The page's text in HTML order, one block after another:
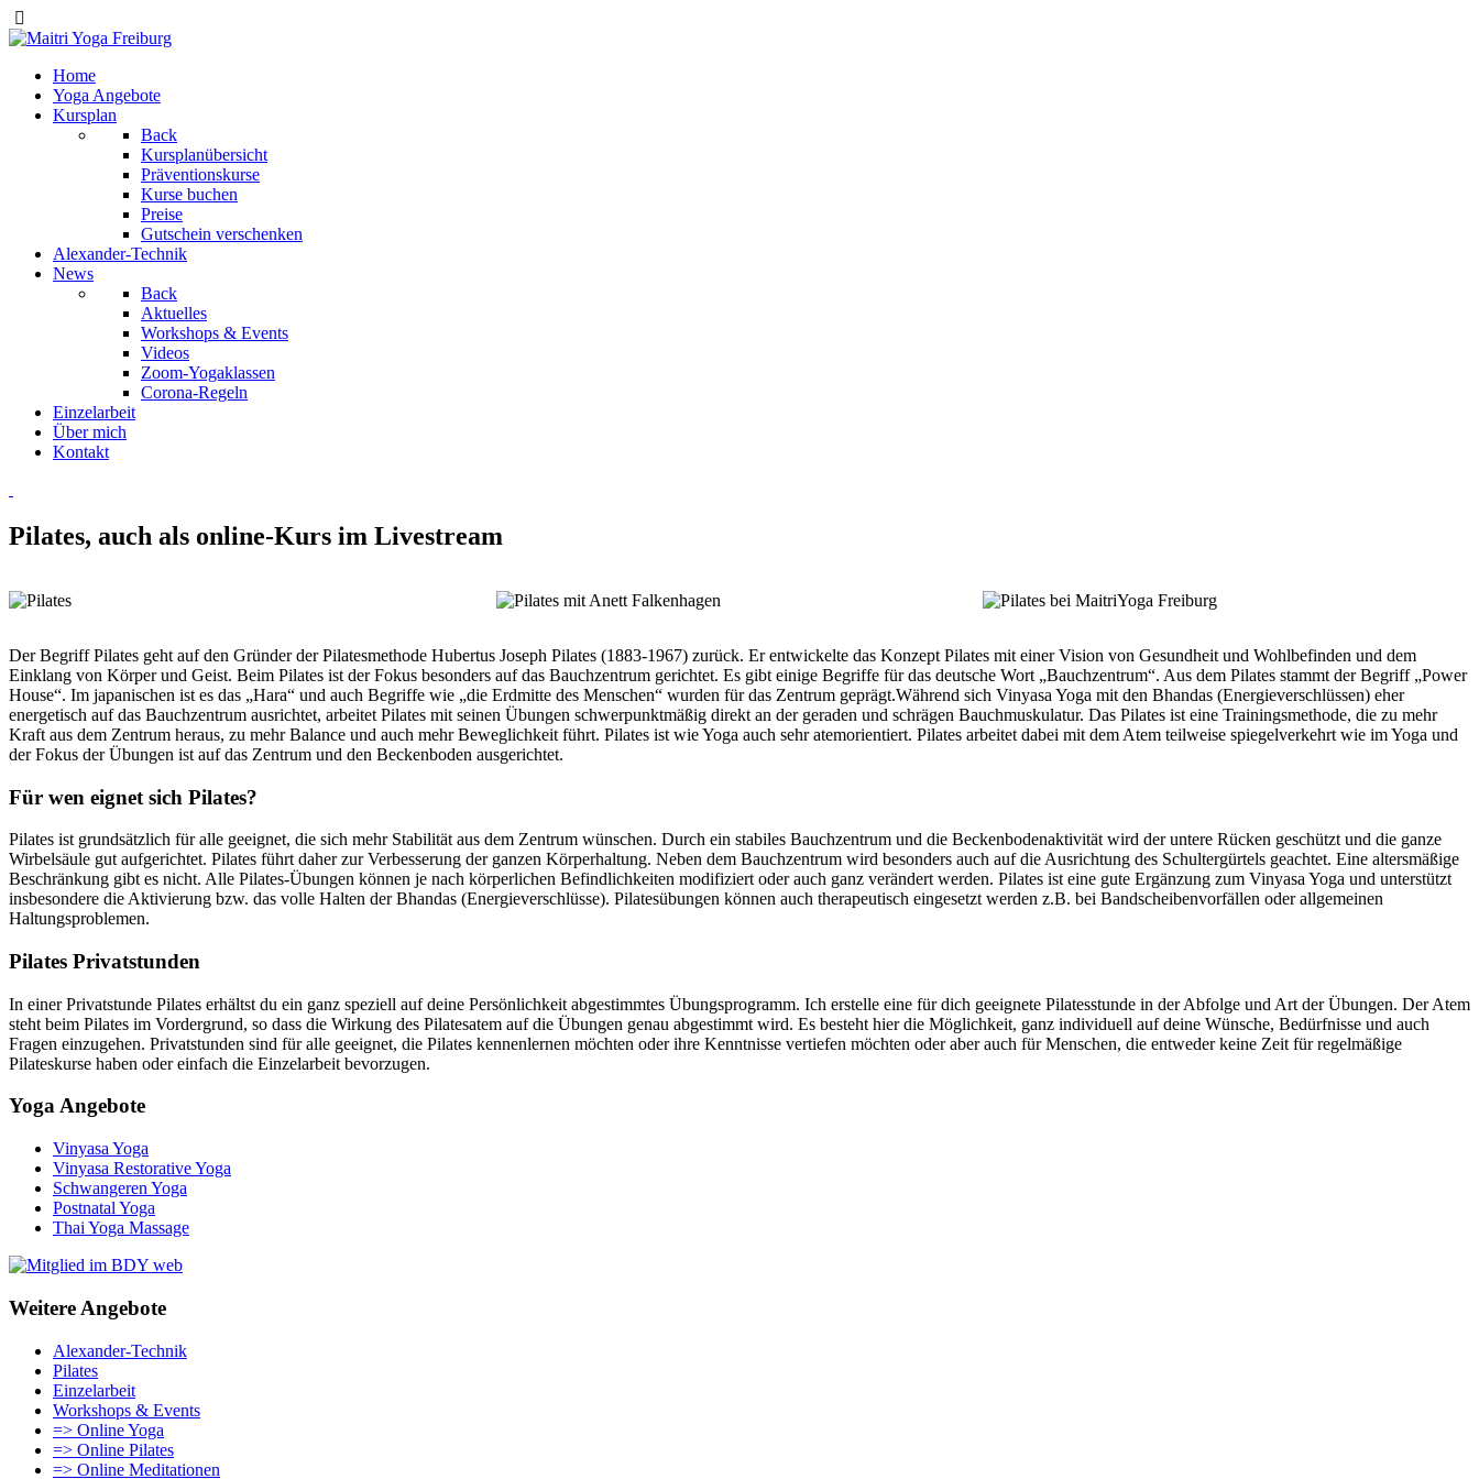
Home
Yoga Angebote
Kursplan
Back
Kursplanübersicht
Präventionskurse
Kurse buchen
Preise
Gutschein verschenken
Alexander-Technik
News
Back
Aktuelles
Workshops & Events
Videos
Zoom-Yogaklassen
Corona-Regeln
Einzelarbeit
Über mich
Kontakt
Pilates, auch als online-Kurs im Livestream
Der Begriff Pilates geht auf den Gründer der Pilatesmethode Hubertus Joseph Pilates (1883-1967) zurück. Er entwickelte das Konzept Pilates mit einer Vision von Gesundheit und Wohlbefinden und dem
Einklang von Körper und Geist. Beim Pilates ist der Fokus besonders auf das Bauchzentrum gerichtet. Es gibt einige Begriffe für das deutsche Wort „Bauchzentrum“. Aus dem Pilates stammt der Begriff „Power
House“. Im japanischen ist es das „Hara“ und auch Begriffe wie „die Erdmitte des Menschen“ wurden für das Zentrum geprägt.Während sich Vinyasa Yoga mit den Bhandas (Energieverschlüssen) eher
energetisch auf das Bauchzentrum ausrichtet, arbeitet Pilates mit seinen Übungen schwerpunktmäßig direkt an der geraden und schrägen Bauchmuskulatur. Das Pilates ist eine Trainingsmethode, die zu mehr
Kraft aus dem Zentrum heraus, zu mehr Balance und auch mehr Beweglichkeit führt. Pilates ist wie Yoga auch sehr atemorientiert. Pilates arbeitet dabei mit dem Atem teilweise spiegelverkehrt wie im Yoga und
der Fokus der Übungen ist auf das Zentrum und den Beckenboden ausgerichtet.
Für wen eignet sich Pilates?
Pilates ist grundsätzlich für alle geeignet, die sich mehr Stabilität aus dem Zentrum wünschen. Durch ein stabiles Bauchzentrum und die Beckenbodenaktivität wird der untere Rücken geschützt und die ganze
Wirbelsäule gut aufgerichtet. Pilates führt daher zur Verbesserung der ganzen Körperhaltung. Neben dem Bauchzentrum wird besonders auch auf die Ausrichtung des Schultergürtels geachtet. Eine altersmäßige
Beschränkung gibt es nicht. Alle Pilates-Übungen können je nach körperlichen Befindlichkeiten modifiziert oder auch ganz verändert werden. Pilates ist eine gute Ergänzung zum Vinyasa Yoga und unterstützt
insbesondere die Aktivierung bzw. das volle Halten der Bhandas (Energieverschlüsse). Pilatesübungen können auch therapeutisch eingesetzt werden z.B. bei Bandscheibenvorfällen oder allgemeinen
Haltungsproblemen.
Pilates Privatstunden
In einer Privatstunde Pilates erhältst du ein ganz speziell auf deine Persönlichkeit abgestimmtes Übungsprogramm. Ich erstelle eine für dich geeignete Pilatesstunde in der Abfolge und Art der Übungen. Der Atem
steht beim Pilates im Vordergrund, so dass die Wirkung des Pilatesatem auf die Übungen genau abgestimmt wird. Es besteht hier die Möglichkeit, ganz individuell auf deine Wünsche, Bedürfnisse und auch
Fragen einzugehen. Privatstunden sind für alle geeignet, die Pilates kennenlernen möchten oder ihre Kenntnisse vertiefen möchten oder aber auch für Menschen, die entweder keine Zeit für regelmäßige
Pilateskurse haben oder einfach die Einzelarbeit bevorzugen.
Yoga Angebote
Vinyasa Yoga
Vinyasa Restorative Yoga
Schwangeren Yoga
Postnatal Yoga
Thai Yoga Massage
Weitere Angebote
Alexander-Technik
Pilates
Einzelarbeit
Workshops & Events
=> Online Yoga
=> Online Pilates
=> Online Meditationen